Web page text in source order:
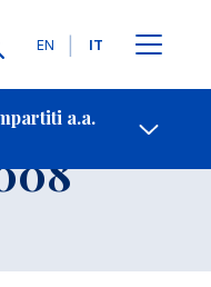
Lingue
EN IT
a.a.